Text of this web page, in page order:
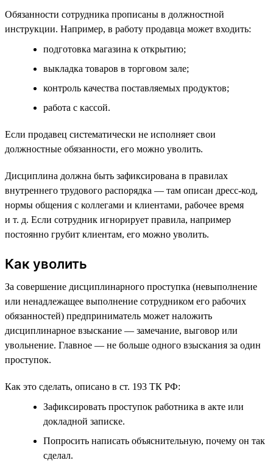
Обязанности сотрудника прописаны в должностной
инструкции. Например, в работу продавца может входить:
подготовка магазина к открытию;
выкладка товаров в торговом зале;
контроль качества поставляемых продуктов;
работа с кассой.
Если продавец систематически не исполняет свои
должностные обязанности, его можно уволить.
Дисциплина должна быть зафиксирована в правилах
внутреннего трудового распорядка — там описан дресс-код,
нормы общения с коллегами и клиентами, рабочее время
и т. д. Если сотрудник игнорирует правила, например
постоянно грубит клиентам, его можно уволить.
Как уволить
За совершение дисциплинарного проступка (невыполнение
или ненадлежащее выполнение сотрудником его рабочих
обязанностей) предприниматель может наложить
дисциплинарное взыскание — замечание, выговор или
увольнение. Главное — не больше одного взыскания за один
проступок.
Как это сделать, описано в ст. 193 ТК РФ:
Зафиксировать проступок работника в акте или
докладной записке.
Попросить написать объяснительную, почему он так
сделал.